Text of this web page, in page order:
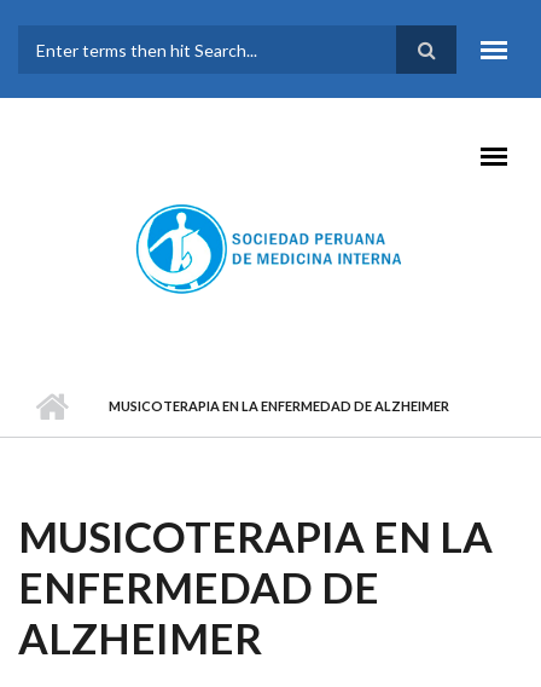
FORMULARIO DE
BÚSQUEDA
MUSICOTERAPIA EN LA ENFERMEDAD DE ALZHEIMER
MUSICOTERAPIA EN LA
ENFERMEDAD DE
ALZHEIMER